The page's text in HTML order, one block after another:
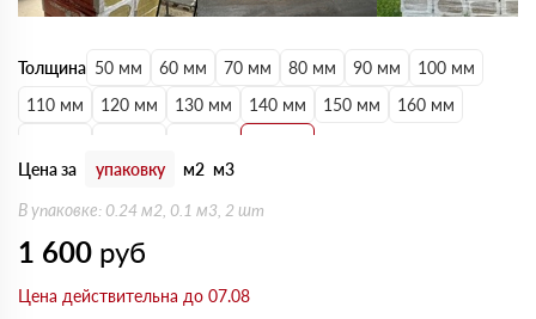
Толщина 50 мм 60 мм 70 мм 80 мм 90 мм
100 мм
110 мм
120 мм 130 мм 140 мм 150 мм
160 мм
Цена за
упаковку м2 м3
В упаковке: 0.24 м2, 0.1 м3, 2 шт
1 600 руб
Цена действительна до 07.08